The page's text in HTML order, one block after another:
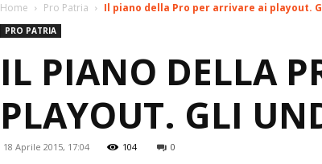
Home Pro Patria Il piano della Pro per arrivare ai playout.
PRO PATRIA
IL PIANO DELLA
PLAYOUT. GLI
18 Aprile 2015, 17:04 104 0